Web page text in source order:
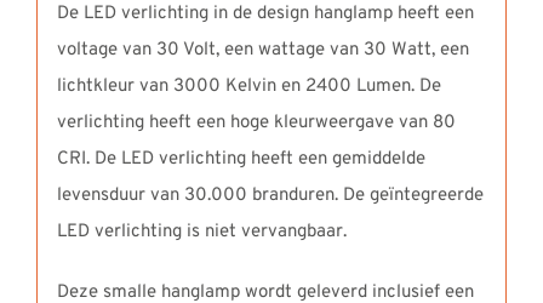
De LED verlichting in de design hanglamp heeft een
voltage van 30 Volt, een wattage van 30 Watt, een
lichtkleur van 3000 Kelvin en 2400 Lumen. De
verlichting heeft een hoge kleurweergave van 80
CRI. De LED verlichting heeft een gemiddelde
levensduur van 30.000 branduren. De geïntegreerde
LED verlichting is niet vervangbaar.
Deze smalle hanglamp wordt geleverd inclusief een